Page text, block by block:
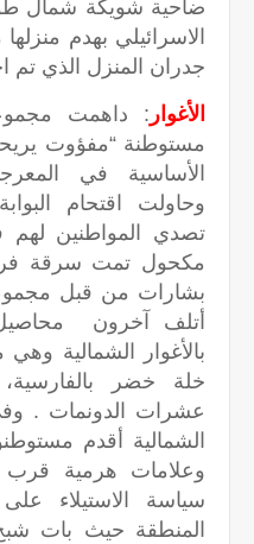
ضاحية شويكة شمال
الاسرائيلي بهدم
جدران المنزل الذي
الأغوار : داهمت
مستوطنة “مفؤوت
الأساسية في
وحاولت اقتحام
تصدي المواطنين
مكحول تمت سرقة
بشارات من قبل
أتلف آخرون
بالأغوار الشمالية
خلة خضر
عشرات الدونمات .
الشمالية أقدم
وعلامات هرمية
سياسة الاستيلاء